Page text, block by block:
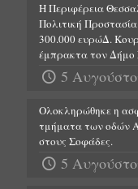
Η Περιφέρεια
Πολιτική
300.000 ευρώΔ.
έμπρακτα τον
5
Ολοκληρώθηκε η
τμήματα των οδών
στους Σοφάδες.
5